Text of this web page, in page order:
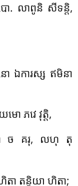
ោ. លាពូនិ សីទន្តិ,
ោ ឯការស្ស ឥមិនា
ោ ភវេ វុត្តិ,
ោ ច គរុ, លហុ តុ
តា តន្តិយា ហិតា;